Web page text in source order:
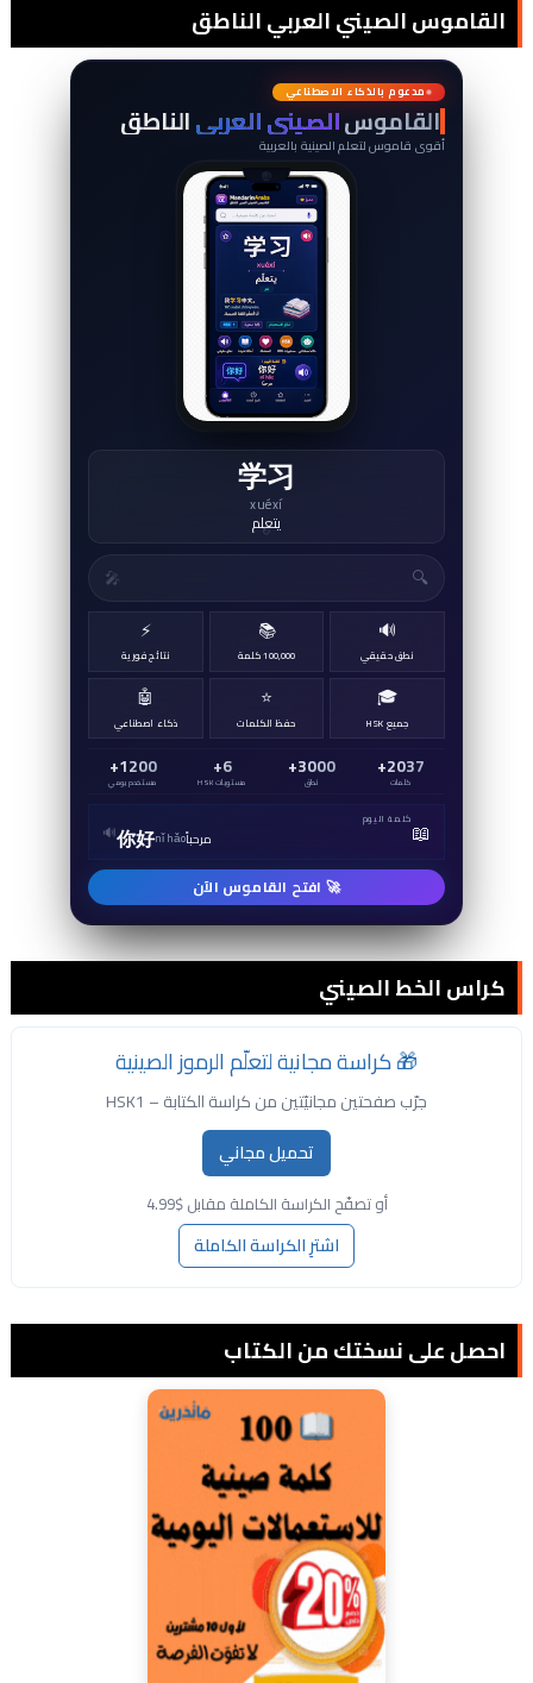
القاموس الصيني العربي الناطق
词
典
مدعوم بالذكاء الاصطناعي
القاموسالصيني العربيالناطق
أقوى قاموس لتعلم الصينية بالعربية
学习
xuéxí
يتعلم
↻
🔍
🎤
🔊
نطق حقيقي
📚
100,000 كلمة
⚡
نتائج فورية
🎓
جميع HSK
⭐
حفظ الكلمات
🤖
ذكاء اصطناعي
2037+
كلمات
3000+
نطق
6+
مستويات HSK
1200+
مستخدم يومي
📖كلمة اليوم
你好nǐ hǎoمرحباً 🔊
🚀 افتح القاموس الآن
كراس الخط الصيني
🎁 كراسة مجانية لتعلّم الرموز الصينية
جرّب صفحتين مجانيّتين من كراسة الكتابة – HSK1
تحميل مجاني
أو تصفّح الكراسة الكاملة مقابل $4.99
اشترِ الكراسة الكاملة
احصل على نسختك من الكتاب